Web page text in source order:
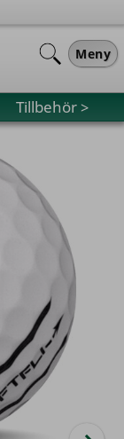
Meny
Tillbehör >